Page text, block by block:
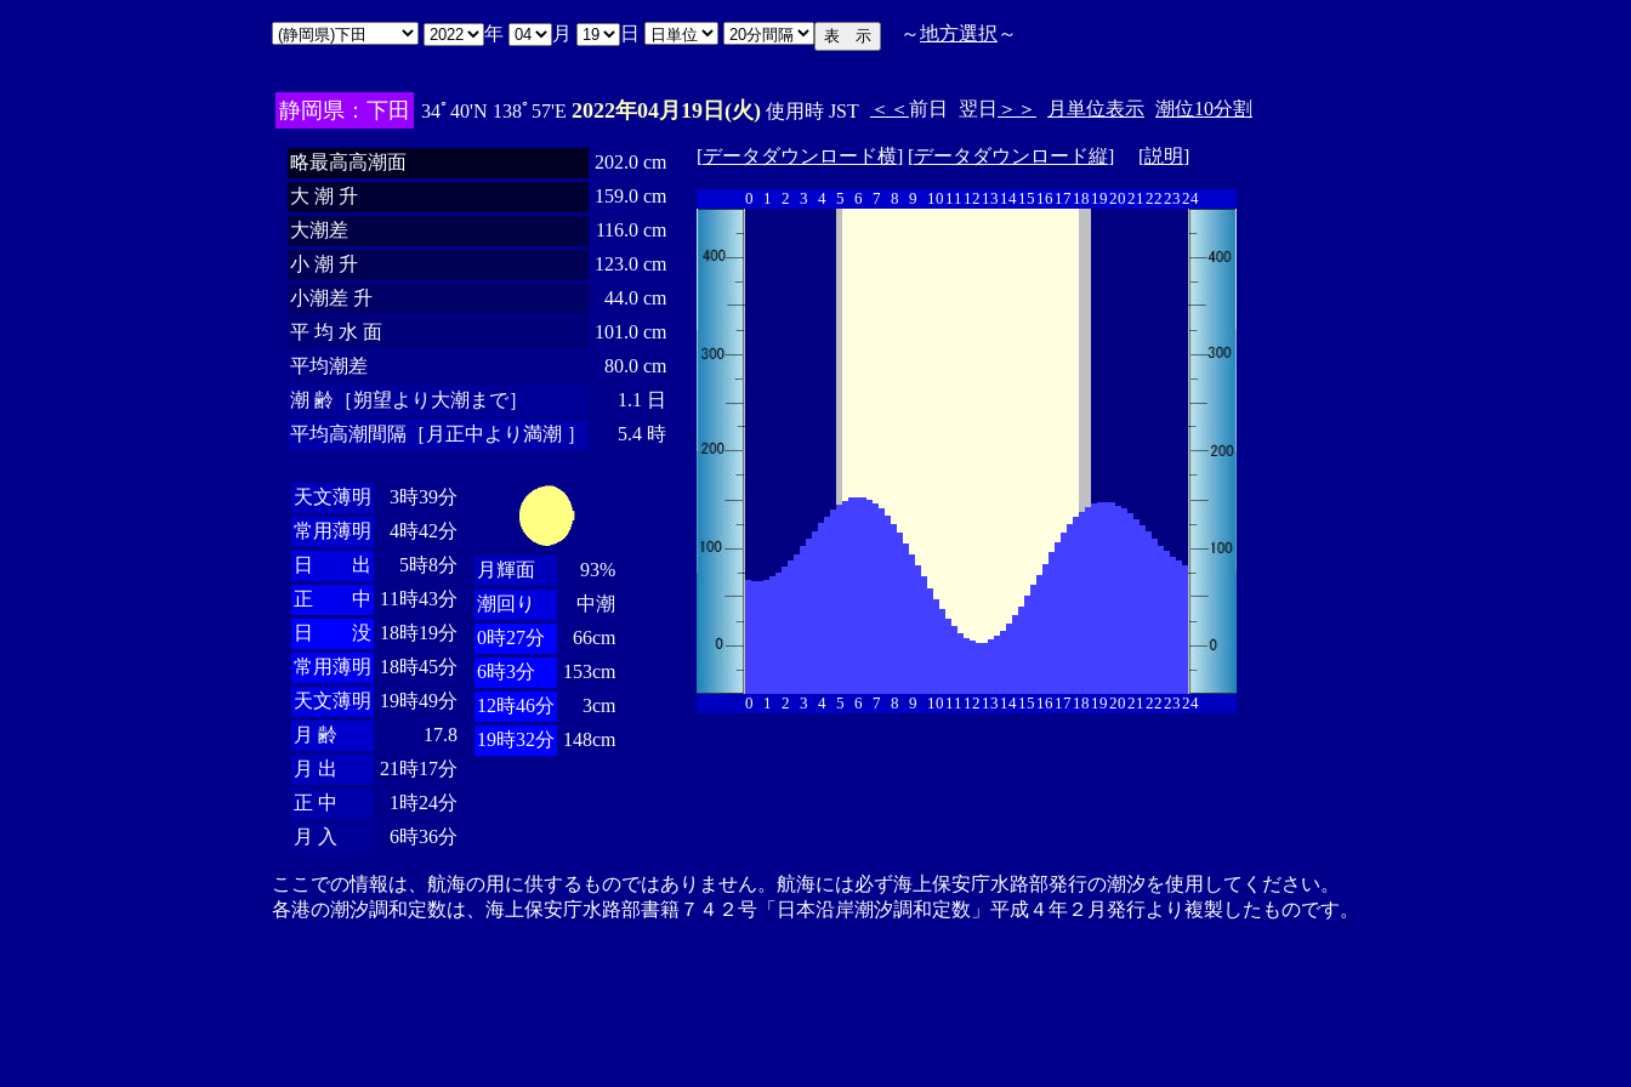
年 月 日 ～地方選択 ～
静岡県：下田 34ﾟ40'N 138ﾟ57'E 2022年04月19日(火) 使用時 JST ＜＜ 前日 翌日 ＞＞ 月単位表示 潮位10分割
略最高高潮面
202.0 cm
大 潮 升
159.0 cm
大潮差
116.0 cm
小 潮 升
123.0 cm
小潮差 升
44.0 cm
平 均 水 面
101.0 cm
平均潮差
80.0 cm
潮 齢［朔望より大潮まで］
1.1 日
平均高潮間隔［月正中より満潮 ］
5.4 時
天文薄明
3時39分
常用薄明
4時42分
日 出
5時8分
正 中 11時43分
日 没 18時19分
常用薄明 18時45分
天文薄明 19時49分
月 齢
17.8
月 出
21時17分
正 中
1時24分
月 入
6時36分
月輝面
93%
潮回り
中潮
0時27分
66cm
6時3分
153cm
12時46分
3cm
19時32分 148cm
[データダウンロード横] [データダウンロード縦] [説明]
0 1 2 3 4 5 6 7 8 9 10 11 12 13 1415 16 17 18 192021222324
0 1 2 3 4 5 6 7 8 9 10 11 12 13 1415 16 17 18 192021222324
ここでの情報は、航海の用に供するものではありません。航海には必ず海上保安庁水路部発行の潮汐を使用してください。
各港の潮汐調和定数は、海上保安庁水路部書籍７４２号「日本沿岸潮汐調和定数」平成４年２月発行より複製したものです。